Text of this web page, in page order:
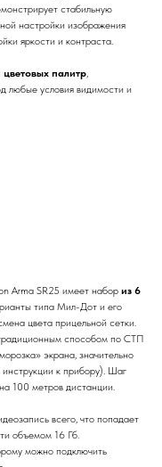
стабильную
настройки изображения
яркости и контраста.
цветовых палитр,
любые условия видимости и
Arma SR25 имеет набор из 6
типа Мил-Дот и его
цвета прицельной сетки.
способом по СТП
экрана, значительно
к прибору). Шаг
100 метров дистанции.
всего, что попадает
объемом 16 Гб.
можно подключить